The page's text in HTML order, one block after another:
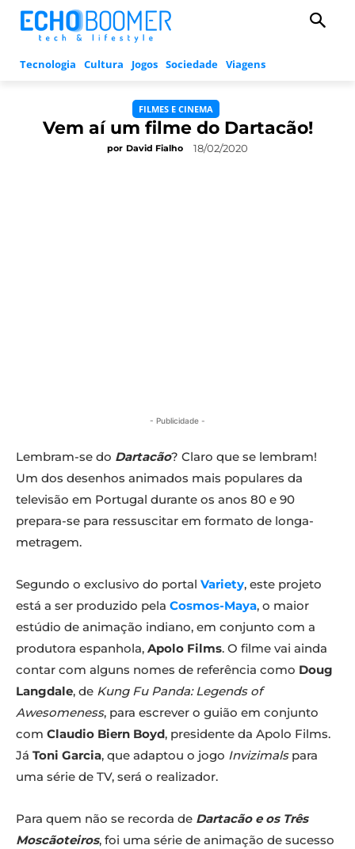
Tecnologia Cultura Jogos Sociedade Viagens
FILMES E CINEMA
Vem aí um filme do Dartacão!
por David Fialho 18/02/2020
- Publicidade -
Lembram-se do Dartacão? Claro que se lembram!
Um dos desenhos animados mais populares da
televisão em Portugal durante os anos 80 e 90
prepara-se para ressuscitar em formato de longa-
metragem.
Segundo o exclusivo do portal Variety, este projeto
está a ser produzido pela Cosmos-Maya, o maior
estúdio de animação indiano, em conjunto com a
produtora espanhola, Apolo Films. O filme vai ainda
contar com alguns nomes de referência como Doug
Langdale, de Kung Fu Panda: Legends of
Awesomeness, para escrever o guião em conjunto
com Claudio Biern Boyd, presidente da Apolo Films.
Já Toni Garcia, que adaptou o jogo Invizimals para
uma série de TV, será o realizador.
Para quem não se recorda de Dartacão e os Três
Moscãoteiros, foi uma série de animação de sucesso